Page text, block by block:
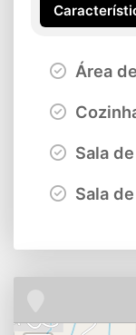
Área
Sala
Sala